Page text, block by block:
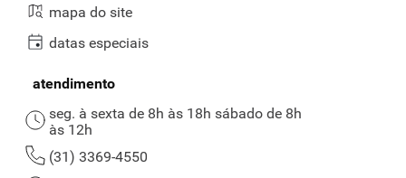
mapa do site
datas especiais
atendimento
seg. à sexta de 8h às 18h sábado de 8h
às 12h
(31) 3369-4550